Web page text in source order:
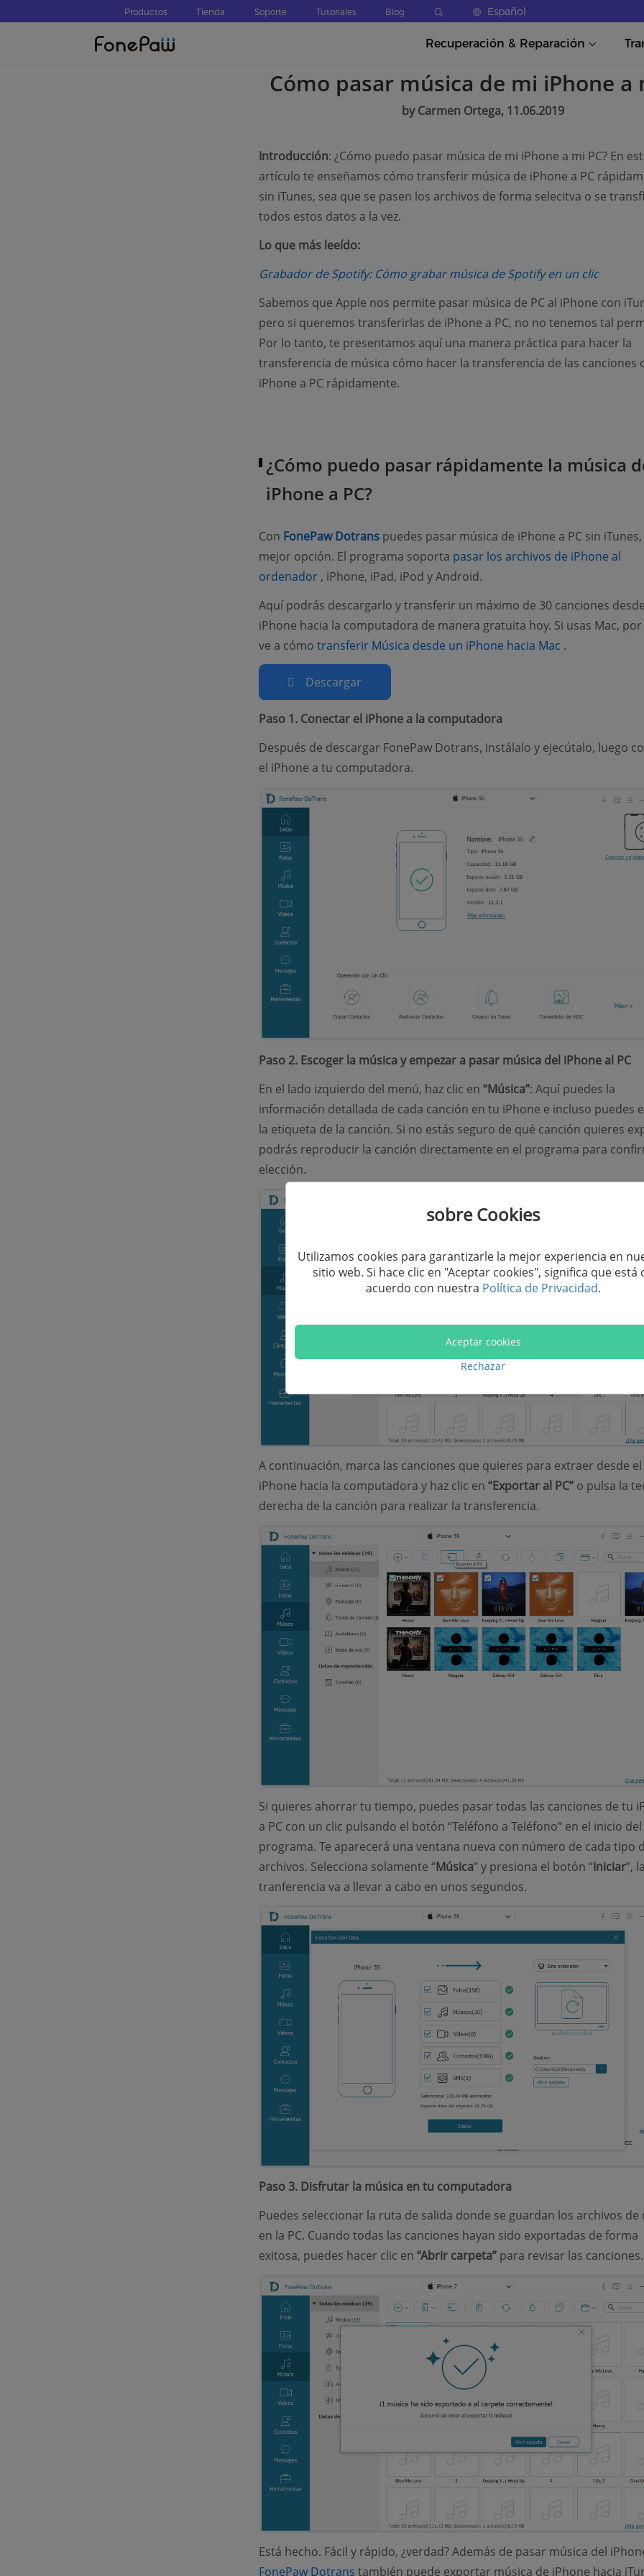
Productos Tienda Soporte Tutoriales Blog Español
Recuperación & Reparación
Cómo pasar música de mi iPhone a
by Carmen Ortega, 11.06.2019
Introducción: ¿Cómo puedo pasar música de mi iPhone a mi PC? En
artículo te enseñamos cómo transferir música de iPhone a PC
sin iTunes, sea que se pasen los archivos de forma selecitva o se
todos estos datos a la vez.
Lo que más leeído:
Grabador de Spotify: Cómo grabar música de Spotify en un clic(opens
Sabemos que Apple nos permite pasar música de PC al iPhone con
pero si queremos transferirlas de iPhone a PC, no no tenemos tal
Por lo tanto, te presentamos aquí una manera práctica para hacer la
transferencia de música cómo hacer la transferencia de las canciones
iPhone a PC rápidamente.
¿Cómo puedo pasar rápidamente la música
iPhone a PC?
Con FonePaw Dotrans (opens new window)
puedes pasar música de iPhone a PC sin
mejor opción. El programa soporta pasar los archivos de iPhone al
ordenador (opens new window)
, iPhone, iPad, iPod y Android.
Aquí podrás descargarlo y transferir un máximo de 30 canciones
iPhone hacia la computadora de manera gratuita hoy. Si usas Mac,
ve a cómo transferir Música desde un iPhone hacia Mac (opens new
.
Descargar
Paso 1. Conectar el iPhone a la computadora
Después de descargar FonePaw Dotrans, instálalo y ejecútalo, luego
el iPhone a tu computadora.
Paso 2. Escoger la música y empezar a pasar música del iPhone al PC
En el lado izquierdo del menú, haz clic en “Música”: Aquí puedes la
información detallada de cada canción en tu iPhone e incluso puedes
la etiqueta de la canción. Si no estás seguro de qué canción quieres
podrás reproducir la canción directamente en el programa para
elección.
A continuación, marca las canciones que quieres para extraer desde el
iPhone hacia la computadora y haz clic en “Exportar al PC”o pulsa la
derecha de la canción para realizar la transferencia.
Si quieres ahorrar tu tiempo, puedes pasar todas las canciones de tu
a PC con un clic pulsando el botón “Teléfono a Teléfono” en el inicio del
programa. Te aparecerá una ventana nueva con número de cada tipo
archivos. Selecciona solamente “Música” y presiona el botón “Iniciar”,
tranferencia va a llevar a cabo en unos segundos.
Paso 3. Disfrutar la música en tu computadora
Puedes seleccionar la ruta de salida donde se guardan los archivos de
en la PC. Cuando todas las canciones hayan sido exportadas de forma
exitosa, puedes hacer clic en “Abrir carpeta”para revisar las canciones.
Está hecho. Fácil y rápido, ¿verdad? Además de pasar música del
FonePaw Dotrans (opens new window)
también puede exportar música de iPhone hacia
sobre Cookies
Utilizamos cookies para garantizarle la mejor experiencia en
sitio web. Si hace clic en "Aceptar cookies", significa que está
acuerdo con nuestra Política de Privacidad.
Aceptar cookies
Rechazar